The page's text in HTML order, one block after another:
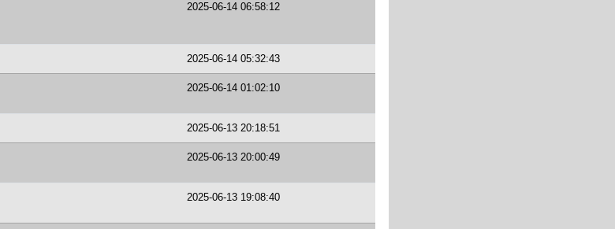
2025-06-14 06:58:12
2025-06-14 05:32:43
2025-06-14 01:02:10
2025-06-13 20:18:51
2025-06-13 20:00:49
2025-06-13 19:08:40